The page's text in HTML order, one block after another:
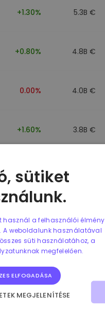
+1.30% 5.3B €
+0.80% 4.8B €
0.00% 4.0B €
+1.60% 3.8B €
0.00%
-3.00% 3.2B €
sütiket
használ a felhasználói élmény
A weboldalunk használatával
süti használatához, a
megfelelően.
ELFOGADÁSA
MEGJELENÍTÉSE